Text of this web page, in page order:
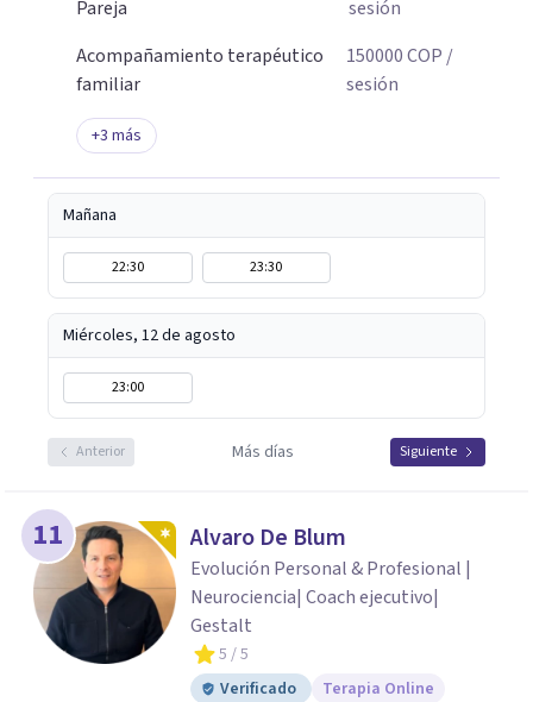
Pareja
sesión
Acompañamiento terapéutico
familiar
150000COP /
sesión
+3 más
Mañana
22:30 23:30
Miércoles, 12 de agosto
23:00
Anterior Más días Siguiente
11 Alvaro De Blum
Evolución Personal & Profesional |
Neurociencia| Coach ejecutivo|
Gestalt
5 / 5
Verificado
Terapia Online